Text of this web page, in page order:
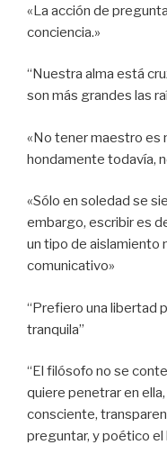
«La acción de
conciencia.»
“Nuestra alma está
son más grandes las
«No tener maestro es
hondamente todavía,
«Sólo en soledad se
embargo, escribir es
un tipo de aislamiento
comunicativo»
“Prefiero una libertad
tranquila”
“El filósofo no se
quiere penetrar en
consciente,
preguntar, y poético el